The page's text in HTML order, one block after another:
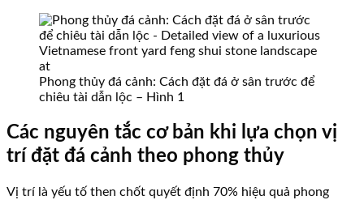
Phong thủy đá cảnh: Cách đặt đá ở sân trước để
chiêu tài dẫn lộc – Hình 1
Các nguyên tắc cơ bản khi lựa chọn vị
trí đặt đá cảnh theo phong thủy
Vị trí là yếu tố then chốt quyết định 70% hiệu quả phong